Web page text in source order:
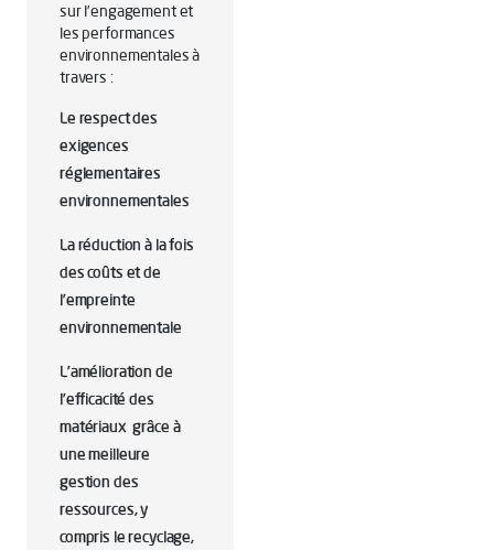
sur l’engagement et
les performances
environnementales à
travers :
Le respect des
exigences
réglementaires
environnementales
La réduction à la fois
des coûts et de
l’empreinte
environnementale
L’amélioration de
l’efficacité des
matériaux grâce à
une meilleure
gestion des
ressources, y
compris le recyclage,